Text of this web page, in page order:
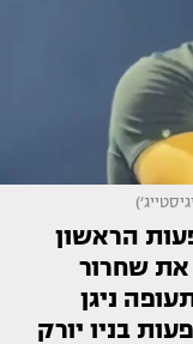
הראשון
את שחרור
ניגן
בניו יורק